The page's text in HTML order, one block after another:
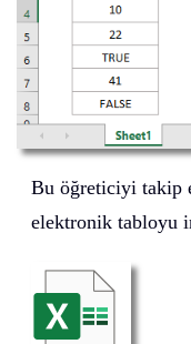
Bu öğreticiyi takip
elektronik tabloyu